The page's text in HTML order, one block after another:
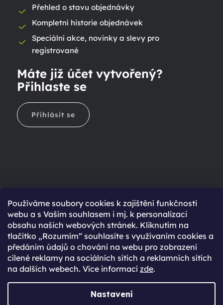
Používáme soubory cookies k zajištění funkčnosti
webu a s Vaším souhlasem i mj. k personalizaci
obsahu našich webových stránek. Kliknutím na
tlačítko „Rozumím“ souhlasíte s využívaním cookies a
předáním údajů o chování na webu pro zobrazení
cílené reklamy na sociálních sítích a reklamních sítích
na dalších webech. Více informací zde.
Nastavení
Přehled o stavu objednávky
Kompletní historie objednávek
Speciální akce, novinky a slevy pro
registrované
Máte již účet vytvořený?
Přihlaste se
Přihlásit se
Ještě nemáte účet?
Rychlejší nákup díky uloženým údajům
Přehled o stavu objednávky
Kompletní historie objednávek
Speciální akce, novinky a slevy pro registrované